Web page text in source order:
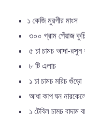
১ কেজি মুরগীর মাংস
৩০০ গ্রাম পেঁয়াজ
৫ চা চামচ আদা-রসুন
৮ টি এলাচ
১ চা চামচ মরিচ গুঁড়ো
আধা কাপ ঘন
১ টেবিল চামচ বাদাম